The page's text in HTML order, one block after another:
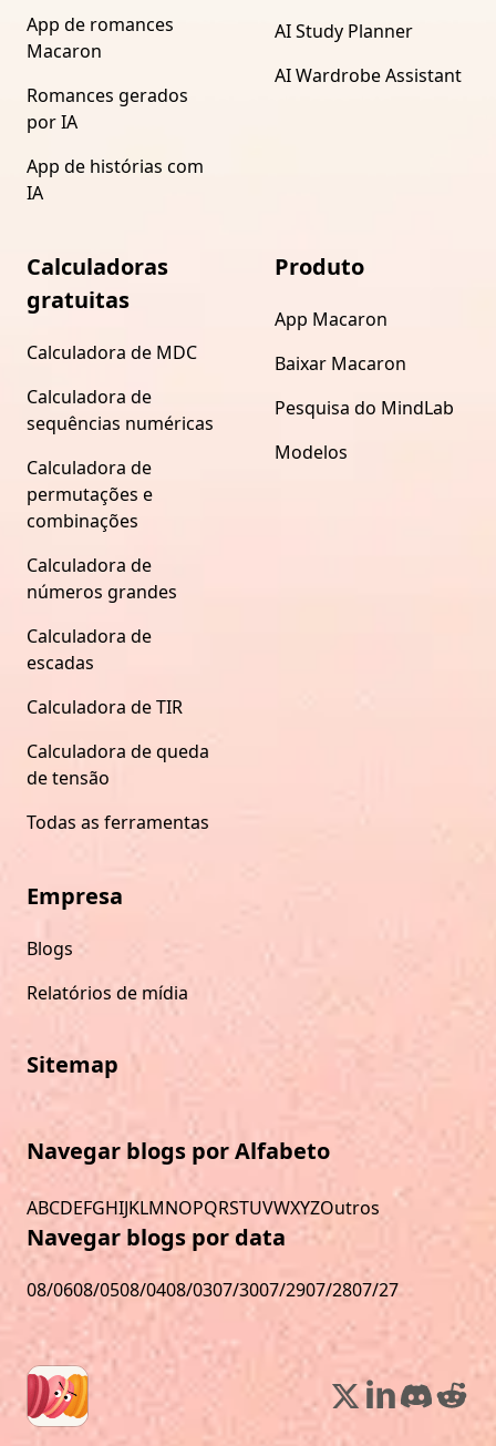
App de romances
Macaron
Romances gerados
por IA
App de histórias com
IA
AI Study Planner
AI Wardrobe Assistant
Calculadoras
gratuitas
Calculadora de MDC
Calculadora de
sequências numéricas
Calculadora de
permutações e
combinações
Calculadora de
números grandes
Calculadora de
escadas
Calculadora de TIR
Calculadora de queda
de tensão
Todas as ferramentas
Produto
App Macaron
Baixar Macaron
Pesquisa do MindLab
Modelos
Empresa
Blogs
Relatórios de mídia
Sitemap
Navegar blogs por Alfabeto
ABCDEFGHIJKLMNOPQRSTUVWXYZOutros
Navegar blogs por data
08/0608/0508/0408/0307/3007/2907/2807/27